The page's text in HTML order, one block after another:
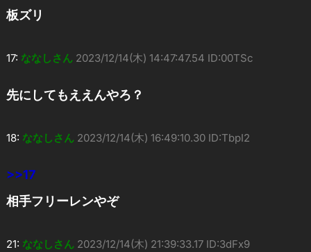
板ズリ
17: ななしさん 2023/12/14(木) 14:47:47.54 ID:00TSc
先にしてもええんやろ？
18: ななしさん 2023/12/14(木) 16:49:10.30 ID:TbpI2
>>17
相手フリーレンやぞ
21: ななしさん 2023/12/14(木) 21:39:33.17 ID:3dFx9